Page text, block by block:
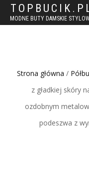
MODNE BUTY DAMSKIE
Strona główna /
z gładkiej skóry
ozdobnym
podeszwa z